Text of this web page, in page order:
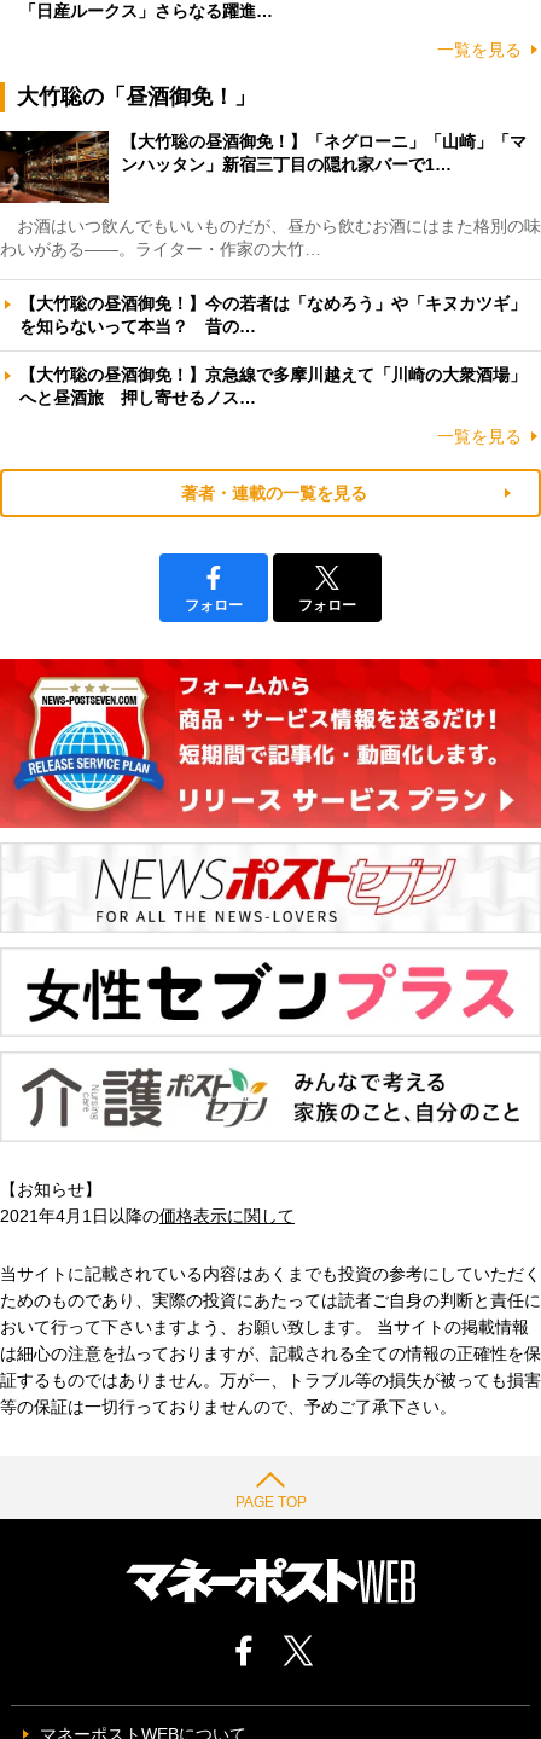
「日産ルークス」さらなる躍進…
一覧を見る
大竹聡の「昼酒御免！」
【大竹聡の昼酒御免！】「ネグローニ」「山崎」「マ
ンハッタン」新宿三丁目の隠れ家バーで1…
お酒はいつ飲んでもいいものだが、昼から飲むお酒にはまた格別の味
わいがある――。ライター・作家の大竹…
【大竹聡の昼酒御免！】今の若者は「なめろう」や「キヌカツギ」
を知らないって本当？ 昔の…
【大竹聡の昼酒御免！】京急線で多摩川越えて「川崎の大衆酒場」
へと昼酒旅 押し寄せるノス…
一覧を見る
著者・連載の一覧を見る
フォロー フォロー
【お知らせ】
2021年4月1日以降の価格表示に関して
当サイトに記載されている内容はあくまでも投資の参考にしていただく
ためのものであり、実際の投資にあたっては読者ご自身の判断と責任に
おいて行って下さいますよう、お願い致します。 当サイトの掲載情報
は細心の注意を払っておりますが、記載される全ての情報の正確性を保
証するものではありません。万が一、トラブル等の損失が被っても損害
等の保証は一切行っておりませんので、予めご了承下さい。
PAGE TOP
マネーポストWEBについて